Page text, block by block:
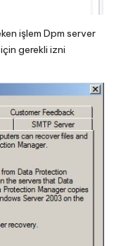
işlem Dpm server
gerekli izni